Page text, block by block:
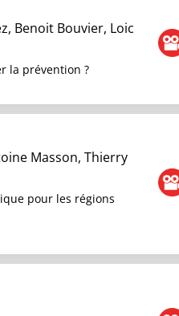
Benoit Bouvier, Loic
la prévention ?
Masson, Thierry
pour les régions